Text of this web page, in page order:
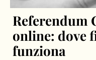
Referendum
online: dove
funziona